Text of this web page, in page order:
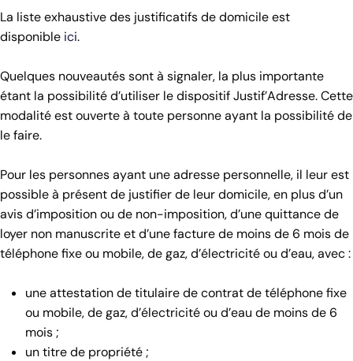
La liste exhaustive des justificatifs de domicile est
disponible ici.
Quelques nouveautés sont à signaler, la plus importante
étant la possibilité d’utiliser le dispositif Justif’Adresse. Cette
modalité est ouverte à toute personne ayant la possibilité de
le faire.
Pour les personnes ayant une adresse personnelle, il leur est
possible à présent de justifier de leur domicile, en plus d’un
avis d’imposition ou de non-imposition, d’une quittance de
loyer non manuscrite et d’une facture de moins de 6 mois de
téléphone fixe ou mobile, de gaz, d’électricité ou d’eau, avec :
une attestation de titulaire de contrat de téléphone fixe
ou mobile, de gaz, d’électricité ou d’eau de moins de 6
mois ;
un titre de propriété ;